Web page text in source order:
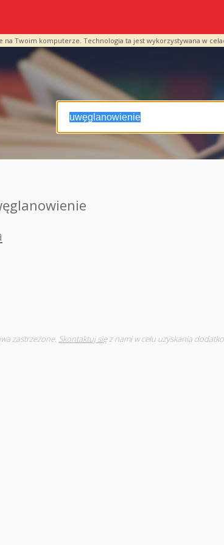
na Twoim komputerze. Technologia ta jest wykorzystywana w
zastrzeżone. Skontaktuj sięz nami w celu uzyskania